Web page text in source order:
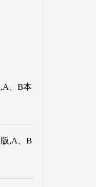
、B本
,A、B